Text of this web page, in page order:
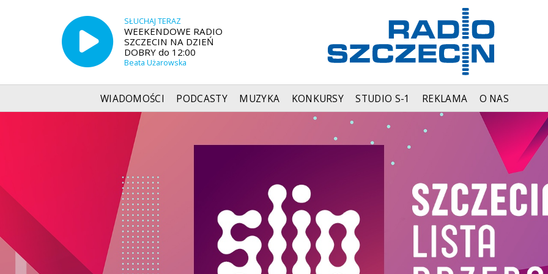
SŁUCHAJ TERAZ
WEEKENDOWE RADIO
SZCZECIN NA DZIEŃ
DOBRY do 12:00
Beata Użarowska
WIADOMOŚCI PODCASTY MUZYKA KONKURSY STUDIO S-1 REKLAMA O NAS